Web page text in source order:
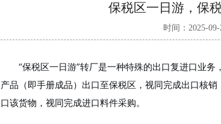
保税区一日游，保
时间：2025-09-
“保税区一日游”转厂是一种特殊的出口复进口业
产品（即手册成品）出口至保税区，视同完成出口核
口该货物，视同完成进口料件采购。